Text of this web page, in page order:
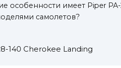
особенности имеет Piper
самолетов?
140 Cherokee Landing